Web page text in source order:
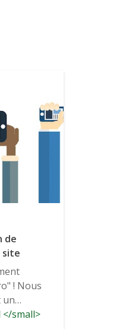
de
site
! Nous
un
</small>